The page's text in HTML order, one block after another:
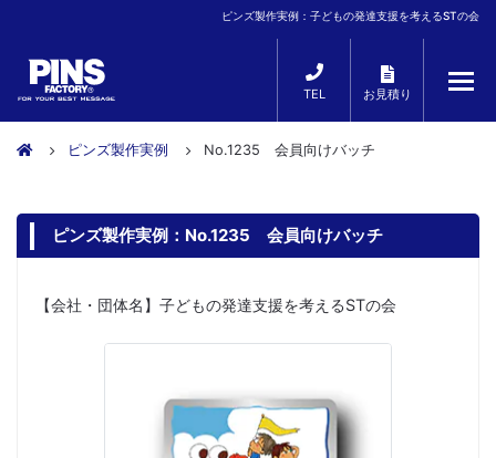
ピンズ製作実例：子どもの発達支援を考えるSTの会
TEL お見積り
ピンズ製作実例 No.1235 会員向けバッチ
ピンズ製作実例：No.1235 会員向けバッチ
【会社・団体名】子どもの発達支援を考えるSTの会